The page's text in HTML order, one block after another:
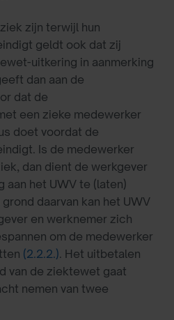
zijn terwijl hun
geldt ook dat zij
uitkering in aanmerking
dan aan de
dat de
een zieke medewerker
doet voordat de
Is de medewerker
dan dient de werkgever
het UWV te (laten)
grond daarvan kan het UWV
en werknemer zich
om de medewerker
(2.2.2.). Het uitbetalen
van de ziektewet gaat
nemen van twee